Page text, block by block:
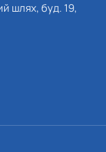
шлях, буд. 19,